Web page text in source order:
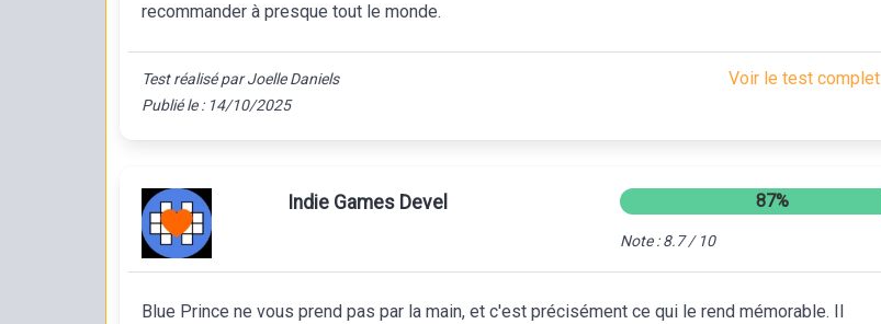
recommander à presque tout le monde.
Test réalisé par Joelle Daniels
Publié le : 14/10/2025
Voir le test complet
Indie Games Devel 87%
Note : 8.7 / 10
Blue Prince ne vous prend pas par la main, et c'est précisément ce qui le rend mémorable. Il